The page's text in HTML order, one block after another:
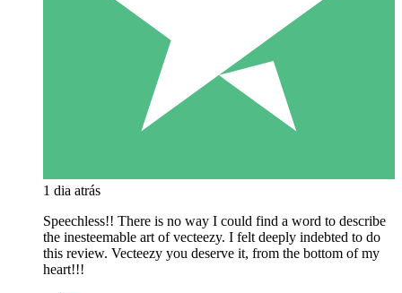
1 dia atrás
Speechless!! There is no way I could find a word to describe
the inesteemable art of vecteezy. I felt deeply indebted to do
this review. Vecteezy you deserve it, from the bottom of my
heart!!!